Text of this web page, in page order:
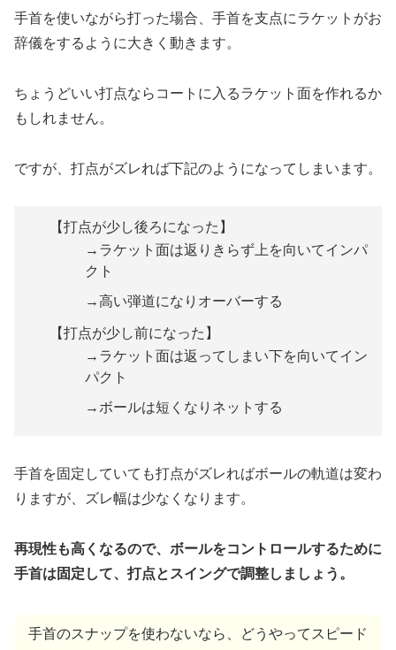
手首を使いながら打った場合、手首を支点にラケットがお
辞儀をするように大きく動きます。
ちょうどいい打点ならコートに入るラケット面を作れるか
もしれません。
ですが、打点がズレれば下記のようになってしまいます。
【打点が少し後ろになった】
→ラケット面は返りきらず上を向いてインパ
クト
→高い弾道になりオーバーする
【打点が少し前になった】
→ラケット面は返ってしまい下を向いてイン
パクト
→ボールは短くなりネットする
手首を固定していても打点がズレればボールの軌道は変わ
りますが、ズレ幅は少なくなります。
再現性も高くなるので、ボールをコントロールするために
手首は固定して、打点とスイングで調整しましょう。
手首のスナップを使わないなら、どうやってスピード